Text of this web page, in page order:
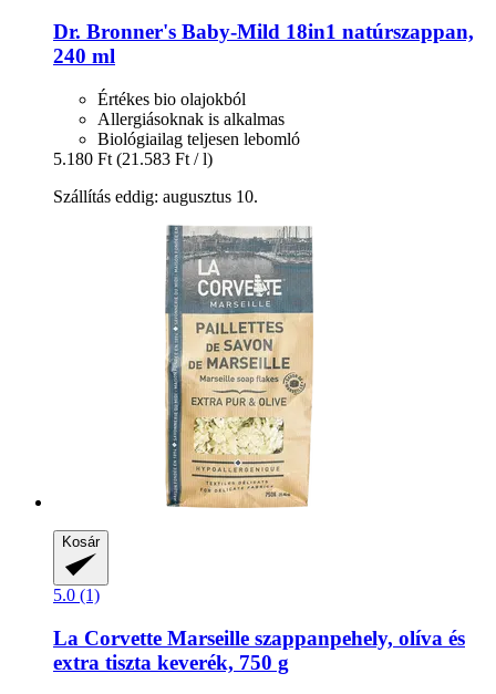
Dr. Bronner's Baby-​Mild 18in1 natúrszappan,
240 ml
Értékes bio olajokból
Allergiásoknak is alkalmas
Biológiailag teljesen lebomló
5.180 Ft (21.583 Ft / l)
Szállítás eddig: augusztus 10.
Kosár
5.0 (1)
La Corvette Marseille szappanpehely, olíva és
extra tiszta keverék, 750 g